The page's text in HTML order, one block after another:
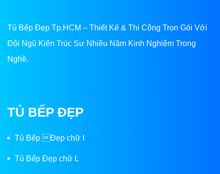
Tủ Bếp Đẹp Tp.HCM – Thiết Kế & Thi Công Trọn Gói Với
Đội Ngũ Kiến Trúc Sư Nhiều Năm Kinh Nghiệm Trong
Nghề.
TỦ BẾP ĐẸP
Tủ Bếp Đẹp chữ I
Tủ Bếp Đẹp chữ L